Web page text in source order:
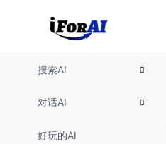
搜索AI
对话AI
好玩的AI